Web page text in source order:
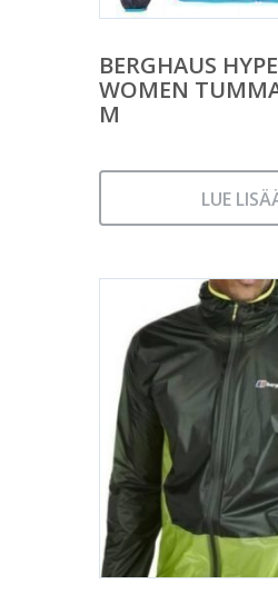
BERGHAUS
WOMEN
M
LUE